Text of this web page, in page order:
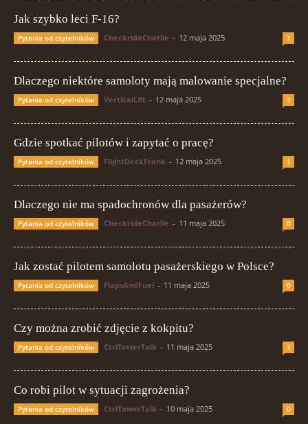
Jak szybko leci F-16?
Pytania od czytelników CheckrideCharlie - 12 maja 2025 1
Dlaczego niektóre samoloty mają malowanie specjalne?
Pytania od czytelników VerticalLift - 12 maja 2025 1
Gdzie spotkać pilotów i zapytać o pracę?
Pytania od czytelników FlightDeckFrank - 12 maja 2025 1
Dlaczego nie ma spadochronów dla pasażerów?
Pytania od czytelników CheckrideCharlie - 11 maja 2025 0
Jak zostać pilotem samolotu pasażerskiego w Polsce?
Pytania od czytelników FlapsAndFuel - 11 maja 2025 0
Czy można zrobić zdjęcie z kokpitu?
Pytania od czytelników CtrlTowerTalk - 11 maja 2025 1
Co robi pilot w sytuacji zagrożenia?
Pytania od czytelników CtrlTowerTalk - 10 maja 2025 0